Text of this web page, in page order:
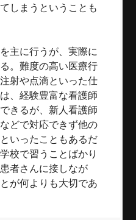
しまうということも
主に行うが、実際に
。難度の高い医療行
射や点滴といった仕
、経験豊富な看護師
きるが、新人看護師
どで対応できず他の
いったこともあるだ
校で習うことばかり
者さんに接しなが
が何よりも大切であ